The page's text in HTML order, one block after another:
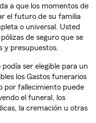
a que los momentos de
el futuro de su familia
o universal. Usted
de seguro que se
y presupuestos.
ser elegible para un
los Gastos funerarios
por fallecimiento puede
el funeral, los
la cremación u otras